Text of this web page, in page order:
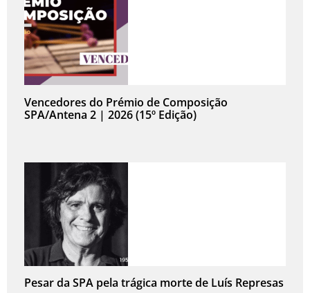
Vencedores do Prémio de Composição
SPA/Antena 2 | 2026 (15º Edição)
Pesar da SPA pela trágica morte de Luís Represas